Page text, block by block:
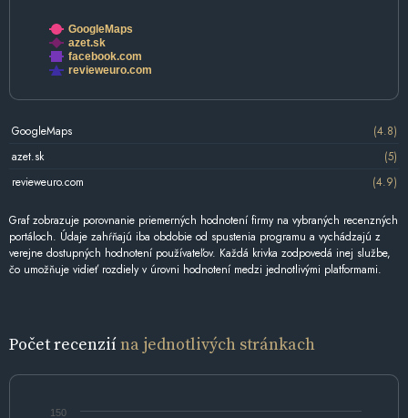
GoogleMaps
azet.sk
facebook.com
revieweuro.com
GoogleMaps
(4.8)
azet.sk
(5)
revieweuro.com
(4.9)
Graf zobrazuje porovnanie priemerných hodnotení firmy na vybraných recenzných
portáloch. Údaje zahŕňajú iba obdobie od spustenia programu a vychádzajú z
verejne dostupných hodnotení používateľov. Každá krivka zodpovedá inej službe,
čo umožňuje vidieť rozdiely v úrovni hodnotení medzi jednotlivými platformami.
Počet recenziína jednotlivých stránkach
150